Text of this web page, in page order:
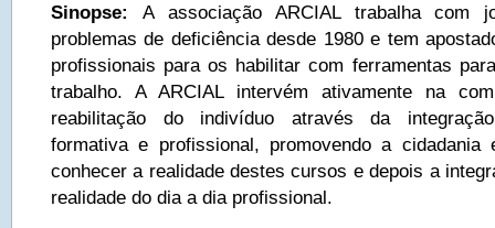
Sinopse: A associação ARCIAL trabalha com
problemas de deficiência desde 1980 e tem
profissionais para os habilitar com ferramentas
trabalho. A ARCIAL intervém ativamente na
reabilitação do indivíduo através da
formativa e profissional, promovendo a cidadania
conhecer a realidade destes cursos e depois a
realidade do dia a dia profissional.